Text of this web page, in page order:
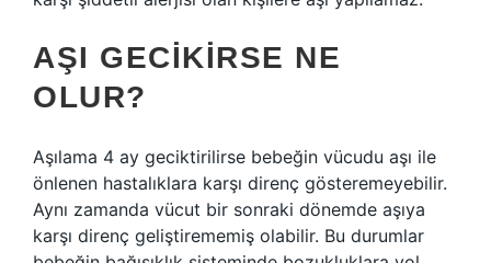
AŞI GECIKIRSE NE
OLUR?
Aşılama 4 ay geciktirilirse bebeğin vücudu aşı ile
önlenen hastalıklara karşı direnç gösteremeyebilir.
Aynı zamanda vücut bir sonraki dönemde aşıya
karşı direnç geliştirememiş olabilir. Bu durumlar